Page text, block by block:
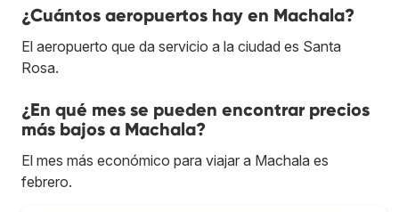
¿Cuántos aeropuertos hay en Machala?
El aeropuerto que da servicio a la ciudad es Santa
Rosa.
¿En qué mes se pueden encontrar precios
más bajos a Machala?
El mes más económico para viajar a Machala es
febrero.